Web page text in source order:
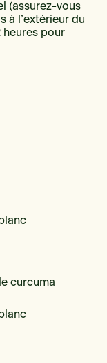
(assurez-vous
à l’extérieur du
pour
curcuma